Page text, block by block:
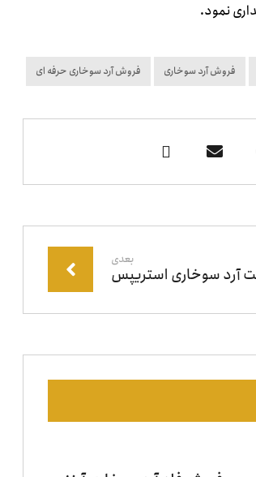
نمود.
فروش آرد سوخاری فروش آرد سوخاری حرفه ای
بعدی
آرد سوخاری استریپس